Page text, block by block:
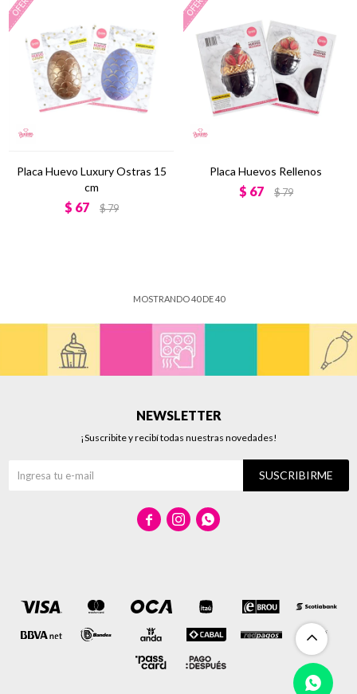
Placa Huevo Luxury Ostras 15
cm
$ 67 $79
Placa Huevos Rellenos
$ 67 $79
MOSTRANDO40DE40
NEWSLETTER
¡Suscribite y recibí todas nuestras novedades!
SUSCRIBIRME
  